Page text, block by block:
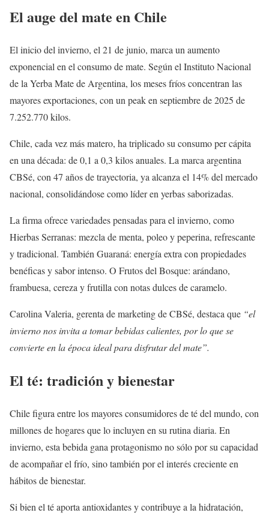
El auge del mate en Chile
El inicio del invierno, el 21 de junio, marca un aumento
exponencial en el consumo de mate. Según el Instituto Nacional
de la Yerba Mate de Argentina, los meses fríos concentran las
mayores exportaciones, con un peak en septiembre de 2025 de
7.252.770 kilos.
Chile, cada vez más matero, ha triplicado su consumo per cápita
en una década: de 0,1 a 0,3 kilos anuales. La marca argentina
CBSé, con 47 años de trayectoria, ya alcanza el 14% del mercado
nacional, consolidándose como líder en yerbas saborizadas.
La firma ofrece variedades pensadas para el invierno, como
Hierbas Serranas: mezcla de menta, poleo y peperina, refrescante
y tradicional. También Guaraná: energía extra con propiedades
benéficas y sabor intenso. O Frutos del Bosque: arándano,
frambuesa, cereza y frutilla con notas dulces de caramelo.
Carolina Valeria, gerenta de marketing de CBSé, destaca que “el
invierno nos invita a tomar bebidas calientes, por lo que se
convierte en la época ideal para disfrutar del mate”.
El té: tradición y bienestar
Chile figura entre los mayores consumidores de té del mundo, con
millones de hogares que lo incluyen en su rutina diaria. En
invierno, esta bebida gana protagonismo no sólo por su capacidad
de acompañar el frío, sino también por el interés creciente en
hábitos de bienestar.
Si bien el té aporta antioxidantes y contribuye a la hidratación,